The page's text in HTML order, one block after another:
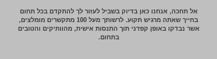
אל תחכה, אנחנו כאן בדיוק בשביל לעזור לך להתקדם בכל תחום
בחייך שאתה מרגיש תקוע. לרשותך מעל 100 מתקשרים מומלצים,
אשר נבדקו באופן קפדני תוך התנסות אישית, מהוותיקים והטובים
בתחום.